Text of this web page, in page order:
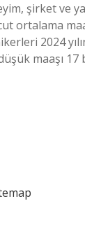
şirket ve
ortalama
2024
maaşı 17